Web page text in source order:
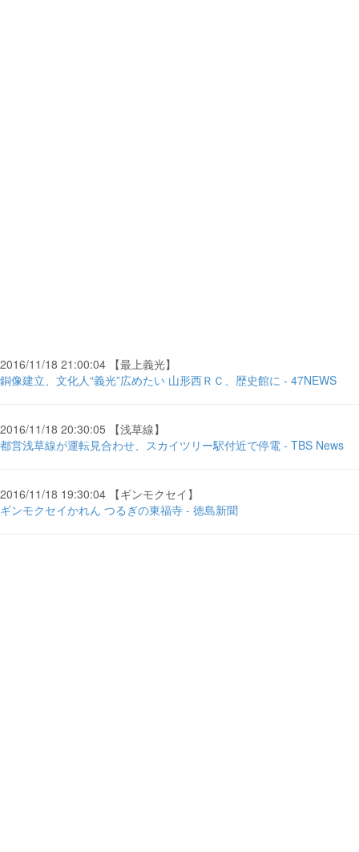
2016/11/18 21:00:04 【最上義光】
銅像建立、文化人“義光”広めたい 山形西ＲＣ、歴史館に - 47NEWS
2016/11/18 20:30:05 【浅草線】
都営浅草線が運転見合わせ、スカイツリー駅付近で停電 - TBS News
2016/11/18 19:30:04 【ギンモクセイ】
ギンモクセイかれん つるぎの東福寺 - 徳島新聞